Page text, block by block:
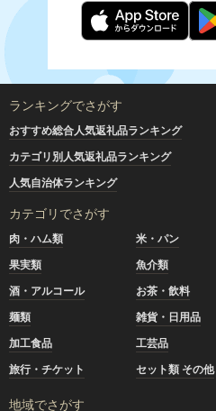
ランキングでさがす
おすすめ総合人気返礼品ランキング
カテゴリ別人気返礼品ランキング
人気自治体ランキング
カテゴリでさがす
肉・ハム類 米・パン
果実類
魚介類
酒・アルコール
お茶・飲料
麺類
雑貨・日用品
加工食品
工芸品
旅行・チケット
セット類 その他
地域でさがす